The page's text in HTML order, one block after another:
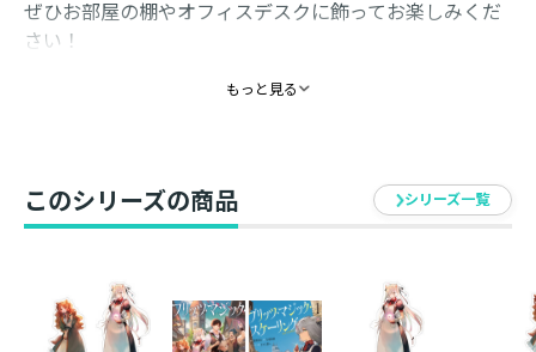
ぜひお部屋の棚やオフィスデスクに飾ってお楽しみくだ
さい！
発売元：TOブックス
もっと見る
このシリーズの商品 シリーズ一覧